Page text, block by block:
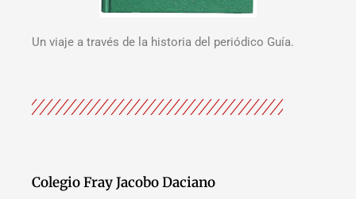
Un viaje a través de la historia del periódico Guía.
Colegio Fray Jacobo Daciano